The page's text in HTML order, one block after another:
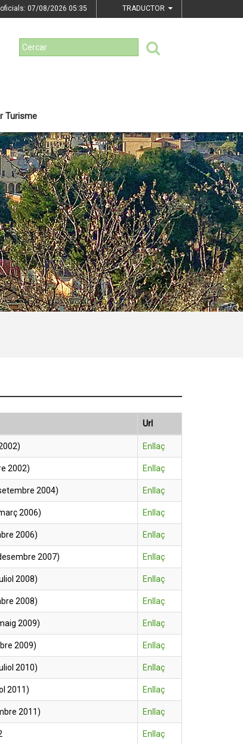
oficials: 07/08/2026 05:35 TRADUCTOR
Turisme
Url
Enllaç
2002) Enllaç
2004) Enllaç
2006) Enllaç
2006) Enllaç
2007) Enllaç
2008) Enllaç
2008) Enllaç
2009) Enllaç
2009) Enllaç
2010) Enllaç
2011) Enllaç
2011) Enllaç
Enllaç